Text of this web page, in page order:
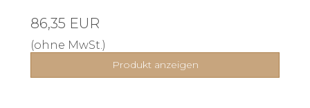
86,35 EUR
(ohne MwSt.)
Produkt anzeigen